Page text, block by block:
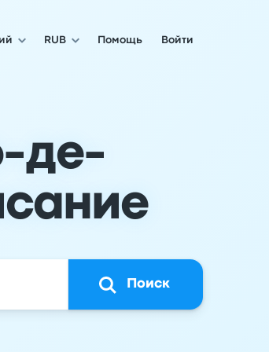
RUB Помощь Войти
де-
Поиск